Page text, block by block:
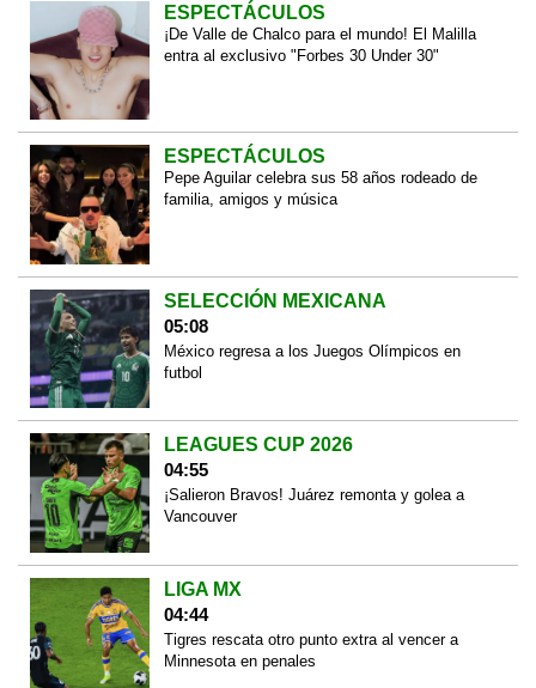
ESPECTÁCULOS
¡De Valle de Chalco para el mundo! El Malilla
entra al exclusivo "Forbes 30 Under 30"
ESPECTÁCULOS
Pepe Aguilar celebra sus 58 años rodeado de
familia, amigos y música
SELECCIÓN MEXICANA
05:08
México regresa a los Juegos Olímpicos en
futbol
LEAGUES CUP 2026
04:55
¡Salieron Bravos! Juárez remonta y golea a
Vancouver
LIGA MX
04:44
Tigres rescata otro punto extra al vencer a
Minnesota en penales